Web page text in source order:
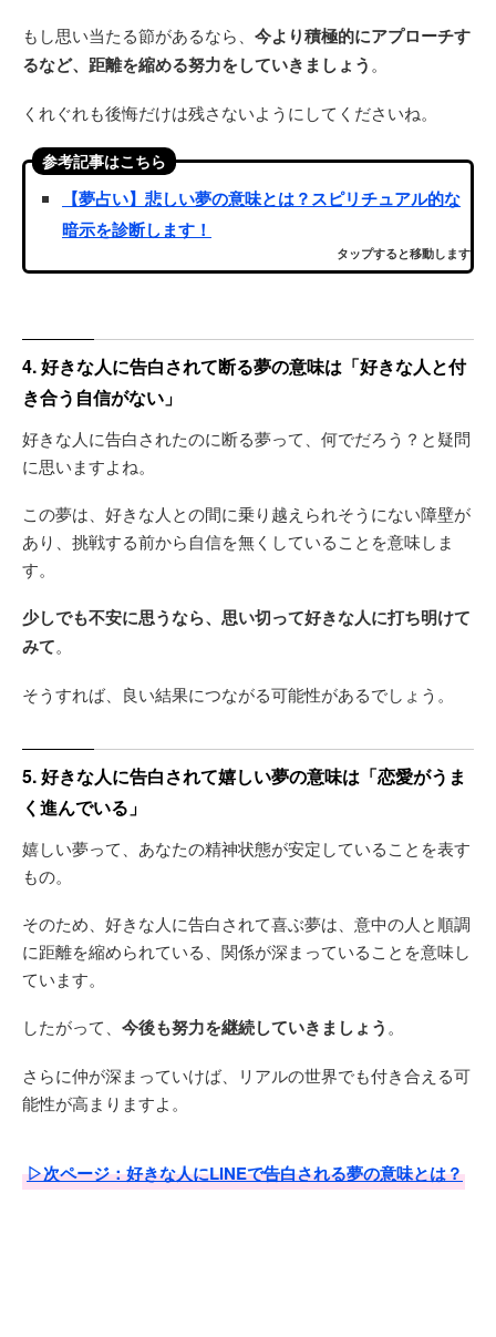
もし思い当たる節があるなら、 今より積極的にアプローチす
るなど、距離を縮める努力をしていきましょう 。
くれぐれも後悔だけは残さないようにしてくださいね。
参考記事はこちら
【夢占い】悲しい夢の意味とは？スピリチュアル的な
暗示を診断します！
タップすると移動します
4. 好きな人に告白されて断る夢の意味は「好きな人と付
き合う自信がない」
好きな人に告白されたのに断る夢って、何でだろう？と疑問
に思いますよね。
この夢は、好きな人との間に乗り越えられそうにない障壁が
あり、挑戦する前から自信を無くしていることを意味しま
す。
少しでも不安に思うなら、思い切って好きな人に打ち明けて
みて。
そうすれば、良い結果につながる可能性があるでしょう。
5. 好きな人に告白されて嬉しい夢の意味は「恋愛がうま
く進んでいる」
嬉しい夢って、あなたの精神状態が安定していることを表す
もの。
そのため、好きな人に告白されて喜ぶ夢は、意中の人と順調
に距離を縮められている、関係が深まっていることを意味し
ています。
したがって、 今後も努力を継続していきましょう 。
さらに仲が深まっていけば、リアルの世界でも付き合える可
能性が高まりますよ。
▷次ページ：好きな人にLINEで告白される夢の意味とは？